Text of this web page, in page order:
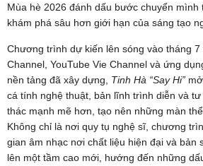
Mùa hè 2026 đánh dấu bước chuyển mình
khám phá sâu hơn giới hạn của sáng tạo
Chương trình dự kiến lên sóng vào tháng 7
Channel, YouTube Vie Channel và ứng
nền tảng đã xây dựng, Tinh Hà “Say Hi”
cá tính nghệ thuật, bản lĩnh trình diễn và
thác mạnh mẽ hơn, tạo nên những màn
Không chỉ là nơi quy tụ nghệ sĩ, chương
gian âm nhạc nơi chất liệu hiện đại và bản
lên một tầm cao mới, hướng đến những